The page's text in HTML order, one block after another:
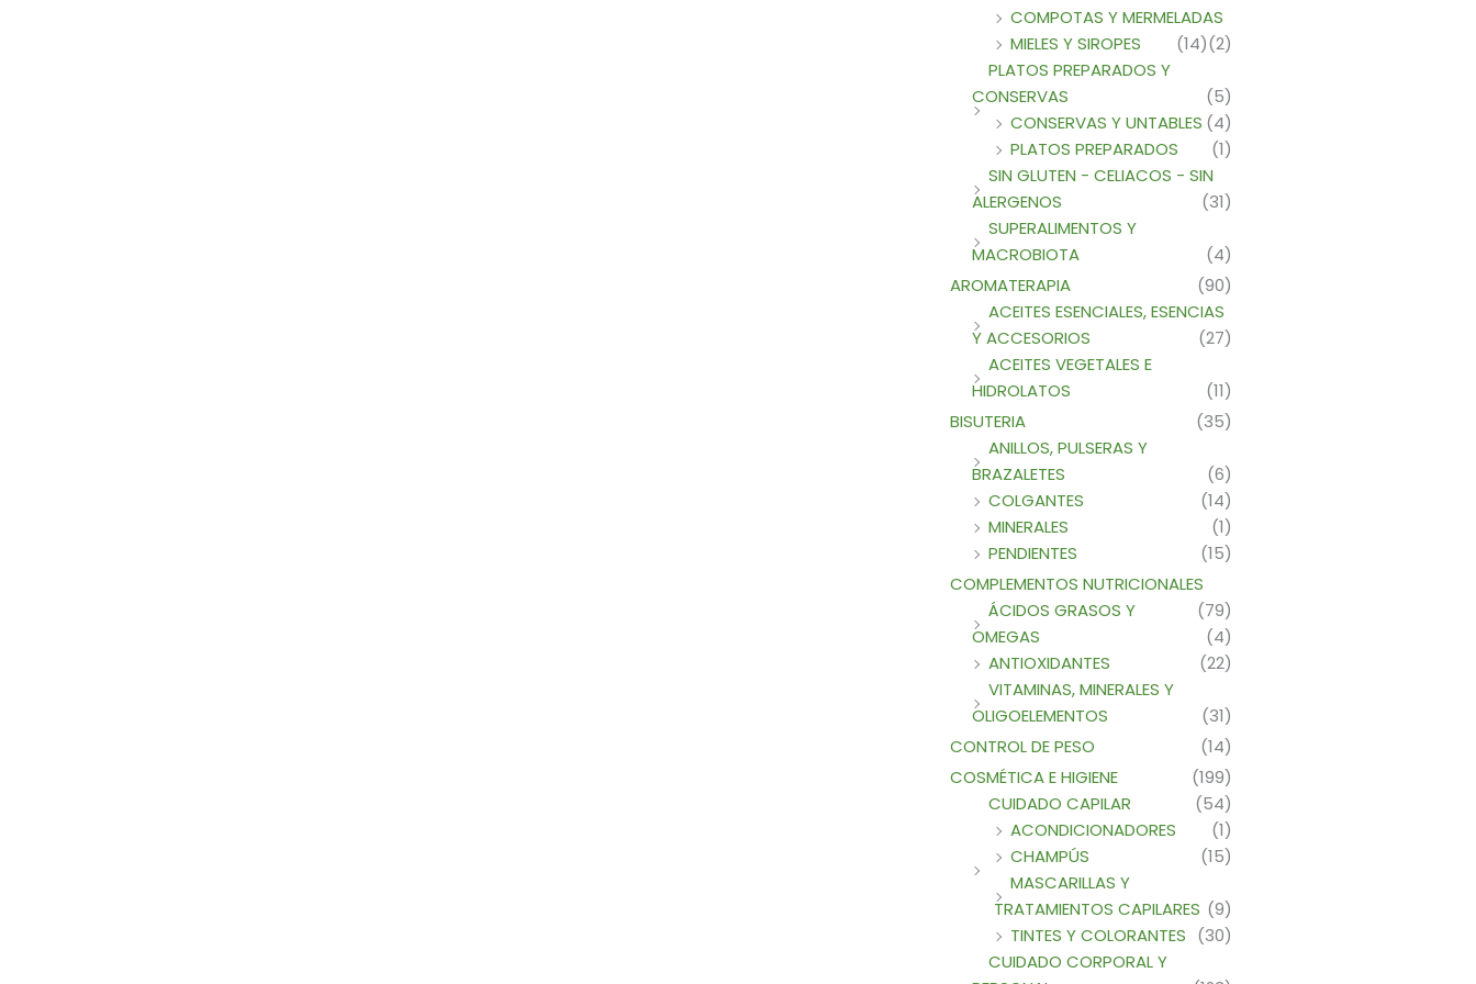
COMPOTAS Y MERMELADAS
(2)
MIELES Y SIROPES
(14)
PLATOS PREPARADOS Y
CONSERVAS
(5)
CONSERVAS Y UNTABLES (4)
PLATOS PREPARADOS
(1)
SIN GLUTEN - CELIACOS - SIN
ALERGENOS
(31)
SUPERALIMENTOS Y
MACROBIOTA
(4)
AROMATERAPIA
(90)
ACEITES ESENCIALES, ESENCIAS
Y ACCESORIOS
(27)
ACEITES VEGETALES E
HIDROLATOS
(11)
BISUTERIA
(35)
ANILLOS, PULSERAS Y
BRAZALETES
(6)
COLGANTES
(14)
MINERALES
(1)
PENDIENTES
(15)
COMPLEMENTOS NUTRICIONALES
(79)
ÁCIDOS GRASOS Y
OMEGAS
(4)
ANTIOXIDANTES
(22)
VITAMINAS, MINERALES Y
OLIGOELEMENTOS
(31)
CONTROL DE PESO
(14)
COSMÉTICA E HIGIENE
(199)
CUIDADO CAPILAR
(54)
ACONDICIONADORES
(1)
CHAMPÚS
(15)
MASCARILLAS Y
TRATAMIENTOS CAPILARES (9)
TINTES Y COLORANTES (30)
CUIDADO CORPORAL Y